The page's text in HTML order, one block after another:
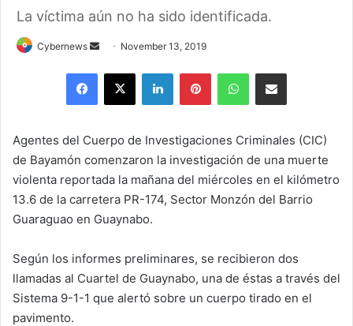
La víctima aún no ha sido identificada.
Cybernews
Send
email
November 13, 2019
Facebook
X LinkedInPinterestWhatsAppShare via Email
Agentes del Cuerpo de Investigaciones Criminales (CIC)
de Bayamón comenzaron la investigación de una muerte
violenta reportada la mañana del miércoles en el kilómetro
13.6 de la carretera PR-174, Sector Monzón del Barrio
Guaraguao en Guaynabo.
Según los informes preliminares, se recibieron dos
llamadas al Cuartel de Guaynabo, una de éstas a través del
Sistema 9-1-1 que alertó sobre un cuerpo tirado en el
pavimento.